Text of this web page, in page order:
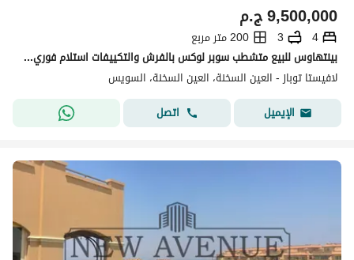
ج.م9,500,000
4
3
200 متر مربع
بينتهاوس للبيع متشطب سوبر لوكس بالفرش والتكييفات استلام فوري في لافيستا توباز La Vista Topaz
لافيستا توباز - العين السخنة، العين السخنة، السويس
الإيميل
اتصل